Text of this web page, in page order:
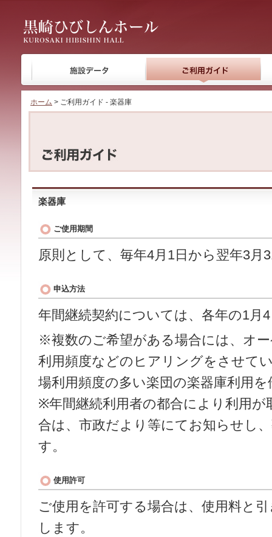
黒崎ひびしんホール
ホーム > ご利用ガイド - 楽器庫
楽器庫
ご使用期間
原則として、毎年4月1日から翌年3月
申込方法
年間継続契約については、各年の1月
※複数のご希望がある場合には、オ
利用頻度などのヒアリングをさせて
場利用頻度の多い楽団の楽器庫利用
※年間継続利用者の都合により利用
合は、市政だより等にてお知らせし
す。
使用許可
ご使用を許可する場合は、使用料と
します。